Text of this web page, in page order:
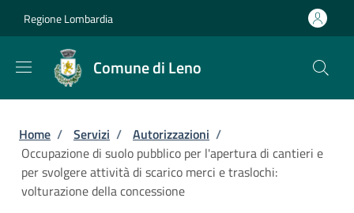
Regione Lombardia
Comune di Leno
Briciole di pane
Home / Servizi / Autorizzazioni /
Occupazione di suolo pubblico per l'apertura di cantieri e
per svolgere attività di scarico merci e traslochi:
volturazione della concessione